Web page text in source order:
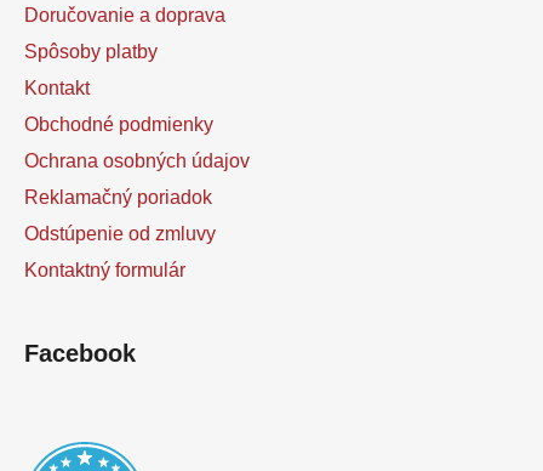
Doručovanie a doprava
Spôsoby platby
Kontakt
Obchodné podmienky
Ochrana osobných údajov
Reklamačný poriadok
Odstúpenie od zmluvy
Kontaktný formulár
Facebook